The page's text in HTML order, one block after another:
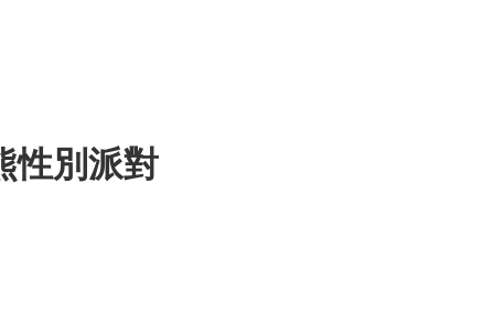
性別派對